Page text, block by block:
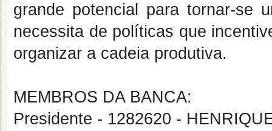
grande potencial para tornar-se
necessita de políticas que
organizar a cadeia produtiva.
MEMBROS DA BANCA:
Presidente - 1282620 -